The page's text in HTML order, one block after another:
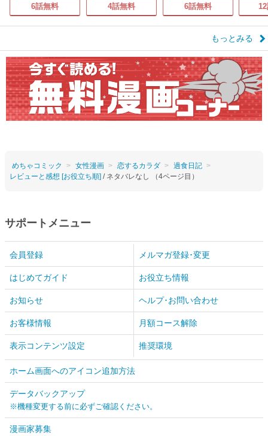
6話無料 4話無料 6話無料
もっとみる
めちゃコミック 女性漫画 恋するカラダ
過食日記
レビューと感想 [お役立ち順] / ネタバレなし （4ページ目）
サポートメニュー
会員登録 メルマガ登録･変更
はじめてガイド お役立ち情報
お知らせ ヘルプ･お問い合わせ
お客様情報 月額コース解除
表示コンテンツ設定 推奨環境
ホーム画面へのアイコン追加方法
データバックアップ
※機種変更する前に必ずご確認ください。
漫画家募集